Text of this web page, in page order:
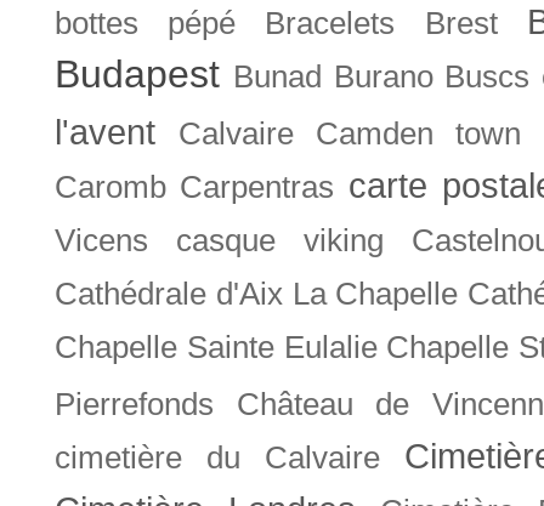
bottes pépé
Bracelets Brest
Budapest Bunad Burano Buscs
l'avent Calvaire Camden town
Caromb Carpentras carte
Vicens casque viking
Cathédrale d'Aix La Chapelle
Chapelle Sainte Eulalie Chapelle
Pierrefonds
Château de
cimetière du Calvaire